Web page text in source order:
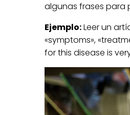
algunas frases para
Ejemplo:Leer un
«symptoms»,
for this disease is